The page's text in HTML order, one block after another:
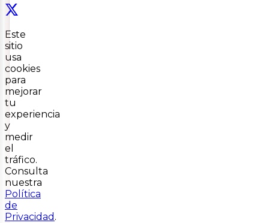
Este
sitio
usa
cookies
para
mejorar
tu
experiencia
y
medir
el
tráfico.
Consulta
nuestra
Política
de
Privacidad .